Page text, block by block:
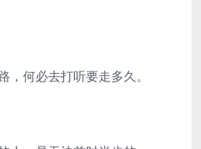
何必去打听要走多久。